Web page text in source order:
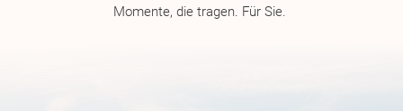
Momente, die tragen. Für Sie.